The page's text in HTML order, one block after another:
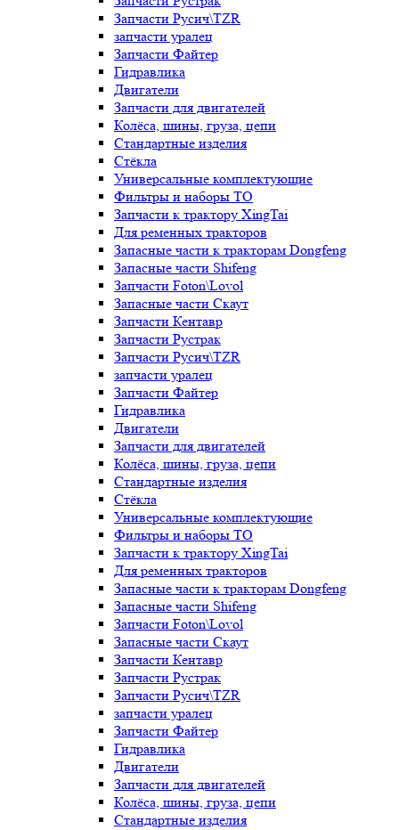
Запчасти Русич\TZR
запчасти уралец
Запчасти Файтер
Гидравлика
Двигатели
Запчасти для двигателей
Колёса, шины, груза, цепи
Стандартные изделия
Стёкла
Универсальные комплектующие
Фильтры и наборы ТО
Запчасти к трактору XingTai
Для ременных тракторов
Запасные части к тракторам Dongfeng
Запасные части Shifeng
Запчасти Foton\Lovol
Запасные части Скаут
Запчасти Кентавр
Запчасти Рустрак
Запчасти Русич\TZR
запчасти уралец
Запчасти Файтер
Гидравлика
Двигатели
Запчасти для двигателей
Колёса, шины, груза, цепи
Стандартные изделия
Стёкла
Универсальные комплектующие
Фильтры и наборы ТО
Запчасти к трактору XingTai
Для ременных тракторов
Запасные части к тракторам Dongfeng
Запасные части Shifeng
Запчасти Foton\Lovol
Запасные части Скаут
Запчасти Кентавр
Запчасти Рустрак
Запчасти Русич\TZR
запчасти уралец
Запчасти Файтер
Гидравлика
Двигатели
Запчасти для двигателей
Колёса, шины, груза, цепи
Стандартные изделия